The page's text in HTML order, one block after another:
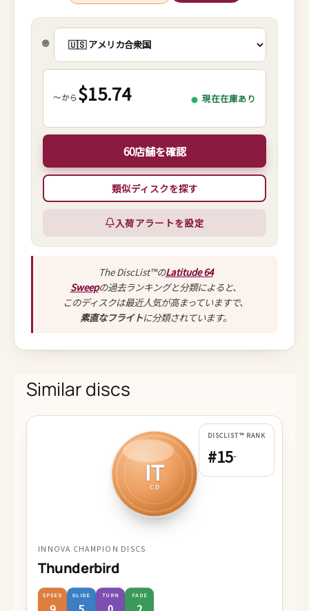
🌐
～から$15.74 現在在庫あり
60店舗を確認
類似ディスクを探す
入荷アラートを設定
The DiscList™のLatitude 64
Sweepの過去ランキングと分類によると、
このディスクは最近人気が高まっていますで、
素直なフライトに分類されています。
Similar discs
IT
CD
DISCLIST™ RANK
#15-
INNOVA CHAMPION DISCS
Thunderbird
SPEED GLIDE TURN FADE